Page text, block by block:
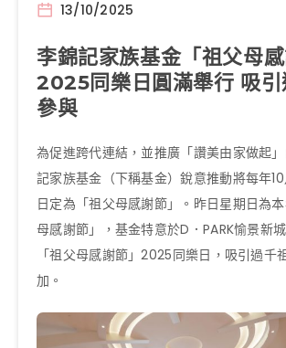
13/10/2025
李錦記家族基金「祖父母感
2025同樂日圓滿舉行 吸引
參與
為促進跨代連結，並推廣「讚美由家做起
記家族基金（下稱基金）銳意推動將每年
日定為「祖父母感謝節」。昨日星期日為
母感謝節」，基金特意於D．PARK愉景新
「祖父母感謝節」2025同樂日，吸引過千
加。